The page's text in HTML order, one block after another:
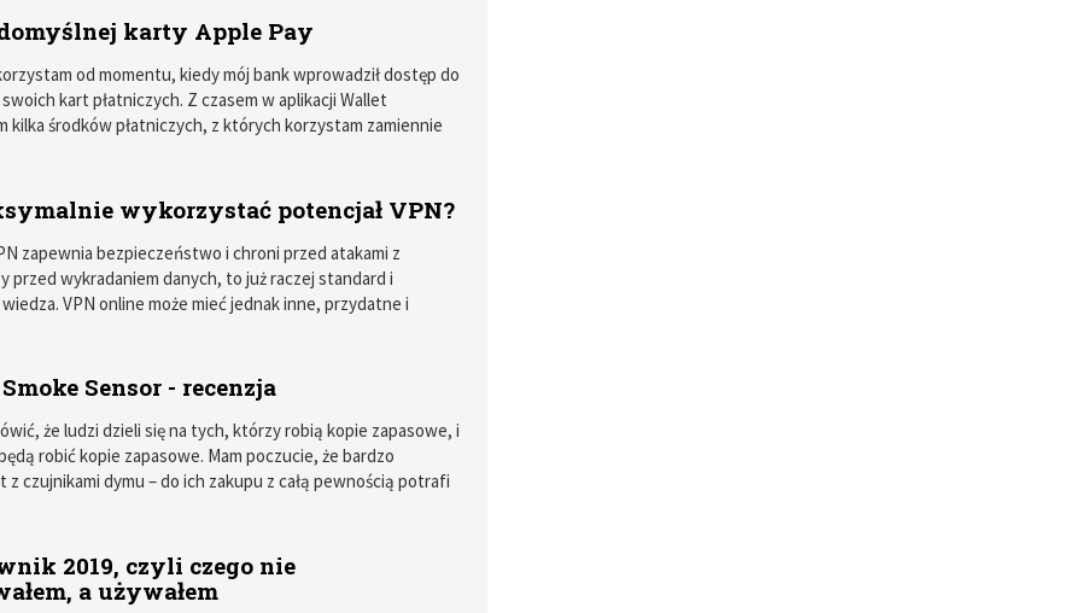
swoich wymagań, przez których pryzmat ta
spisana.
karty Apple Pay
od momentu, kiedy mój bank wprowadził dostęp do
kart płatniczych. Z czasem w aplikacji Wallet
kilka środków płatniczych, z których korzystam zamiennie
wykorzystać potencjał VPN?
zapewnia bezpieczeństwo i chroni przed atakami z
przed wykradaniem danych, to już raczej standard i
VPN online może mieć jednak inne, przydatne i
pieniędzy na zakupach online, czy włączenie tak
switch’a, który chroni naszą sieć, nawet w przypadku spadku
sieciowego to tylko kilka przykładów
zastosowania VPN online.
Sensor - recenzja
że ludzi dzieli się na tych, którzy robią kopie zapasowe, i
robić kopie zapasowe. Mam poczucie, że bardzo
z czujnikami dymu – do ich zakupu z całą pewnością potrafi
mieszkania „strzeże” akcesorium firmy z Polski -
Sensor może działać w dwóch trybach – samodzielnym
Jeśli na samym początku przygody ze smart home
2019, czyli czego nie
a używałem